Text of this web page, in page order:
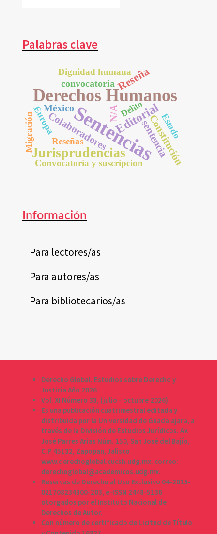
Palabras clave
Sentencias
Derechos Humanos
Jurisprudencias
Editorial
Reseña
Constitución
sentencia
N/A
Colaboradores
convocatoria
México
Dignidad humana
Estado
Convocatoria y suscripcion
Reseñas
Europa Delito
Migración
Información
Para lectores/as
Para autores/as
Para bibliotecarios/as
Derecho Global. Estudios sobre Derecho y
Justicia Año 2026
Vol. XI Número 33, (julio - octubre 2026)
Es una publicación cuatrimestral editada y
distribuida por la Universidad de Guadalajara, a
través de la División de Estudios Jurídicos. Av.
José Parres Arias Núm. 150, San José del Bajío,
C.P 45132, Zapopan, Jalisco
www.derechoglobal.cucsh.udg.mx. correo:
derechoglobal@academicos.udg.mx.
Reservas de Derecho al Uso Exclusivo 04-2015-
021708234800-203, e-ISSN 2448-5136
otorgados por el Instituto Nacional de
Derechos de Autor,
Con número de certificado de Licitud de Título